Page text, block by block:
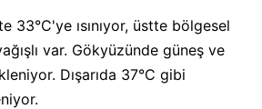
33°C'ye ısınıyor, üstte bölgesel
var. Gökyüzünde güneş ve
Dışarıda 37°C gibi